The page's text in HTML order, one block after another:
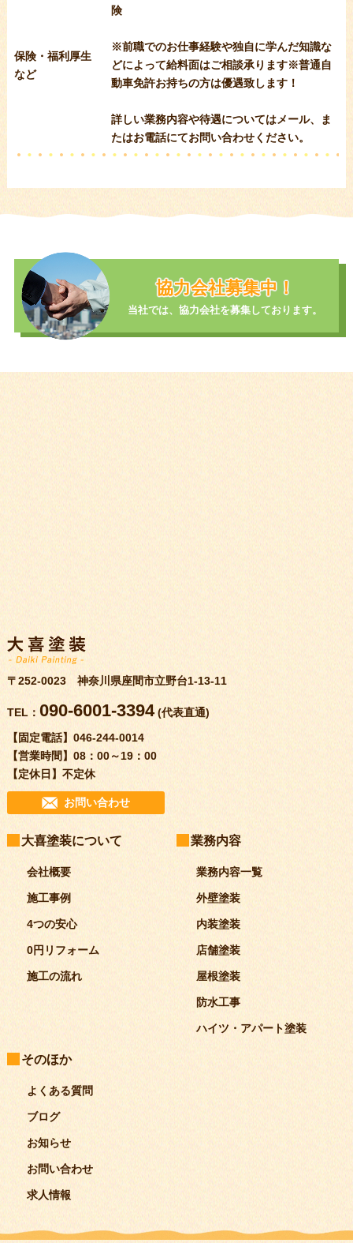
保険・福利厚生
など
険
※前職でのお仕事経験や独自に学んだ知識な
どによって給料面はご相談承ります※普通自
動車免許お持ちの方は優遇致します！
詳しい業務内容や待遇についてはメール、ま
たはお電話にてお問い合わせください。
協力会社募集中！
当社では、協力会社を募集しております。
〒252-0023 神奈川県座間市立野台1-13-11
TEL： 090-6001-3394(代表直通)
【固定電話】 046-244-0014
【営業時間】 08：00～19：00
【定休日】 不定休
お問い合わせ
大喜塗装について
会社概要
施工事例
4つの安心
0円リフォーム
施工の流れ
業務内容
業務内容一覧
外壁塗装
内装塗装
店舗塗装
屋根塗装
防水工事
ハイツ・アパート塗装
そのほか
よくある質問
ブログ
お知らせ
お問い合わせ
求人情報